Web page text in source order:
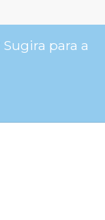
Sugira para a